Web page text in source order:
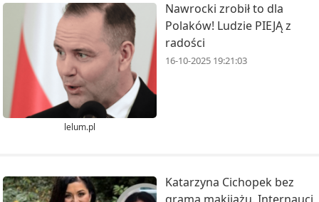
lelum.pl
Nawrocki zrobił to dla
Polaków! Ludzie PIEJĄ z
radości
16-10-2025 19:21:03
Katarzyna Cichopek bez
grama makijażu. Internauci